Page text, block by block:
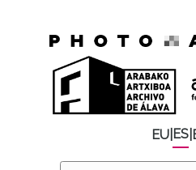
EU ES